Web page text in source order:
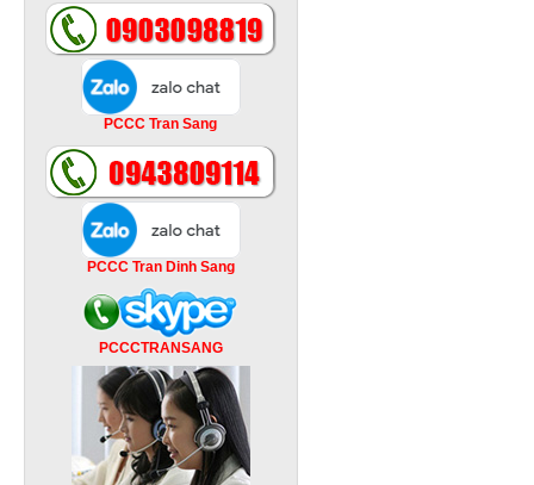
PCCC Tran Sang
PCCC Tran Dinh Sang
PCCCTRANSANG